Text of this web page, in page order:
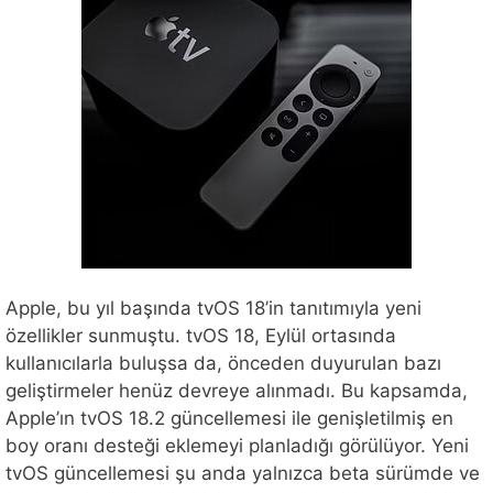
Apple, bu yıl başında tvOS 18’in tanıtımıyla yeni
özellikler sunmuştu. tvOS 18, Eylül ortasında
kullanıcılarla buluşsa da, önceden duyurulan bazı
geliştirmeler henüz devreye alınmadı. Bu kapsamda,
Apple’ın tvOS 18.2 güncellemesi ile genişletilmiş en
boy oranı desteği eklemeyi planladığı görülüyor. Yeni
tvOS güncellemesi şu anda yalnızca beta sürümde ve